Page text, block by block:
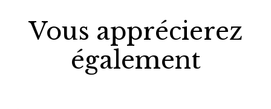
Vous apprécierez
également